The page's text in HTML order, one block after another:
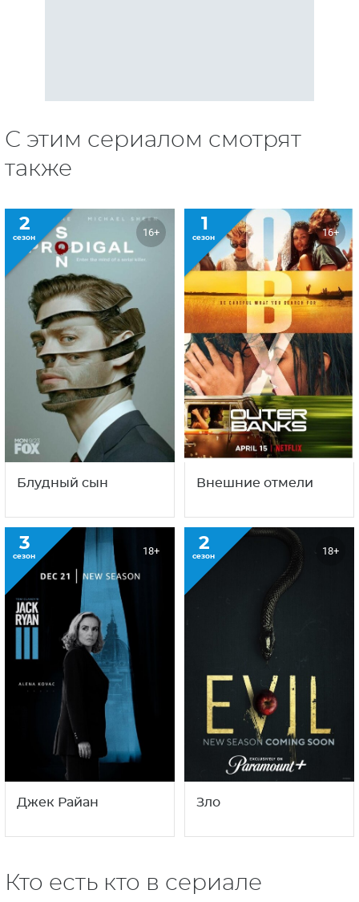
С этим сериалом смотрят
также
2
сезон 16+
Блудный сын
1
сезон 16+
Внешние отмели
3
сезон 18+
Джек Райан
2
сезон 18+
Зло
Кто есть кто в сериале